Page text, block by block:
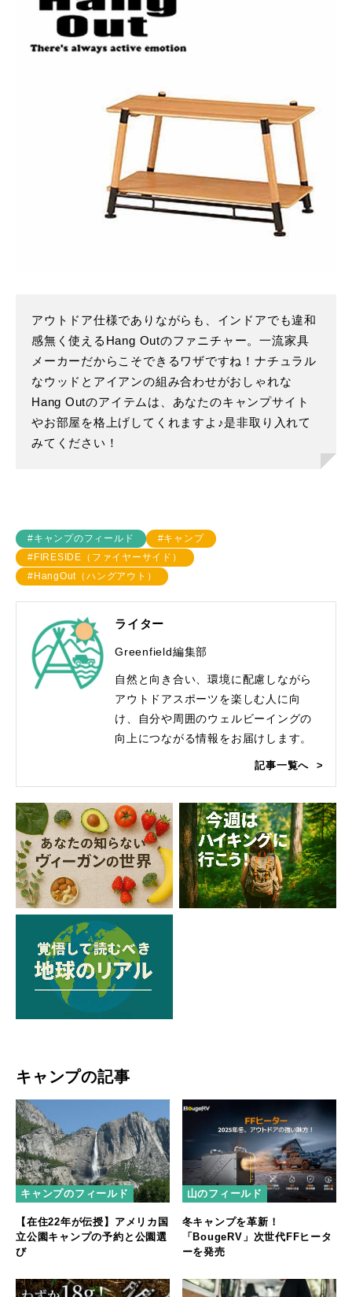
アウトドア仕様でありながらも、インドアでも違和
感無く使えるHang Outのファニチャー。一流家具
メーカーだからこそできるワザですね！ナチュラル
なウッドとアイアンの組み合わせがおしゃれな
Hang Outのアイテムは、あなたのキャンプサイト
やお部屋を格上げしてくれますよ♪是非取り入れて
みてください！
#キャンプのフィールド
#キャンプ
#FIRESIDE（ファイヤーサイド）
#HangOut（ハングアウト）
ライター
Greenfield編集部
自然と向き合い、環境に配慮しながら
アウトドアスポーツを楽しむ人に向
け、自分や周囲のウェルビーイングの
向上につながる情報をお届けします。
記事一覧へ
キャンプの記事
キャンプのフィールド
【在住22年が伝授】アメリカ国
立公園キャンプの予約と公園選
び
山のフィールド
冬キャンプを革新！
「BougeRV」次世代FFヒータ
ーを発売